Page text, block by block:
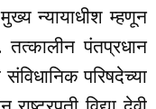
न्यायाधीश म्हणून
पंतप्रधान
परिषदेच्या